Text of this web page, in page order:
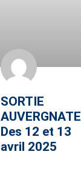
SORTIE
AUVERGNATE
Des 12 et 13
avril 2025